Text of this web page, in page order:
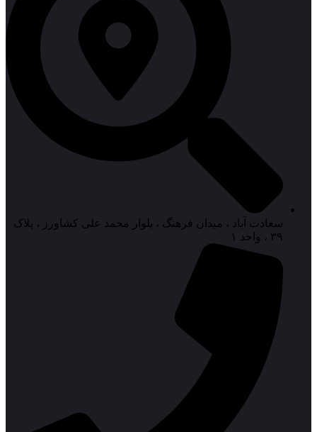
سعادت آباد ، میدان فرهنگ ، بلوار محمد علی کشاورز ، پلاک
۳۹ ، واحد ۱